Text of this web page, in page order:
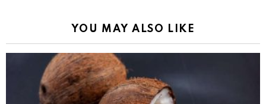
YOU MAY ALSO LIKE